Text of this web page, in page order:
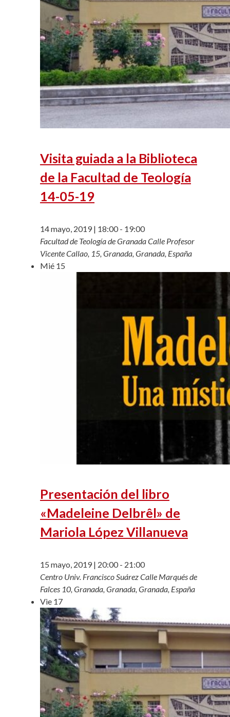
Visita guiada a la Biblioteca
de la Facultad de Teología
14-05-19
14 mayo, 2019 | 18:00- 19:00
Facultad de Teología de GranadaCalle Profesor
Vicente Callao, 15, Granada, Granada, España
Mié 15
Presentación del libro
«Madeleine Delbrêl» de
Mariola López Villanueva
15 mayo, 2019 | 20:00- 21:00
Centro Univ. Francisco SuárezCalle Marqués de
Falces 10, Granada, Granada, Granada, España
Vie 17